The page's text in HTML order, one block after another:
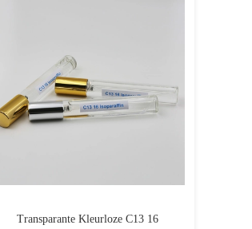
Transparante Kleurloze C13 16